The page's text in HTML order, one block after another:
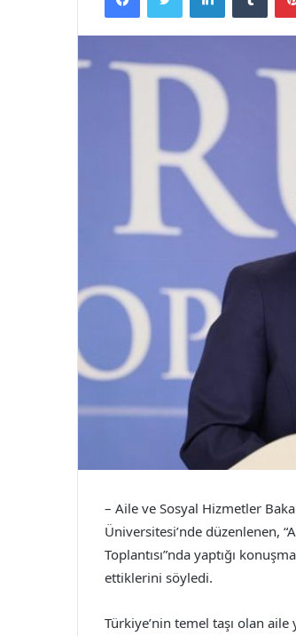
göndermek
– Aile ve Sosyal Hizmetler
Üniversitesi’nde düzenlenen,
Toplantısı”nda yaptığı
ettiklerini söyledi.
Türkiye’nin temel taşı olan aile